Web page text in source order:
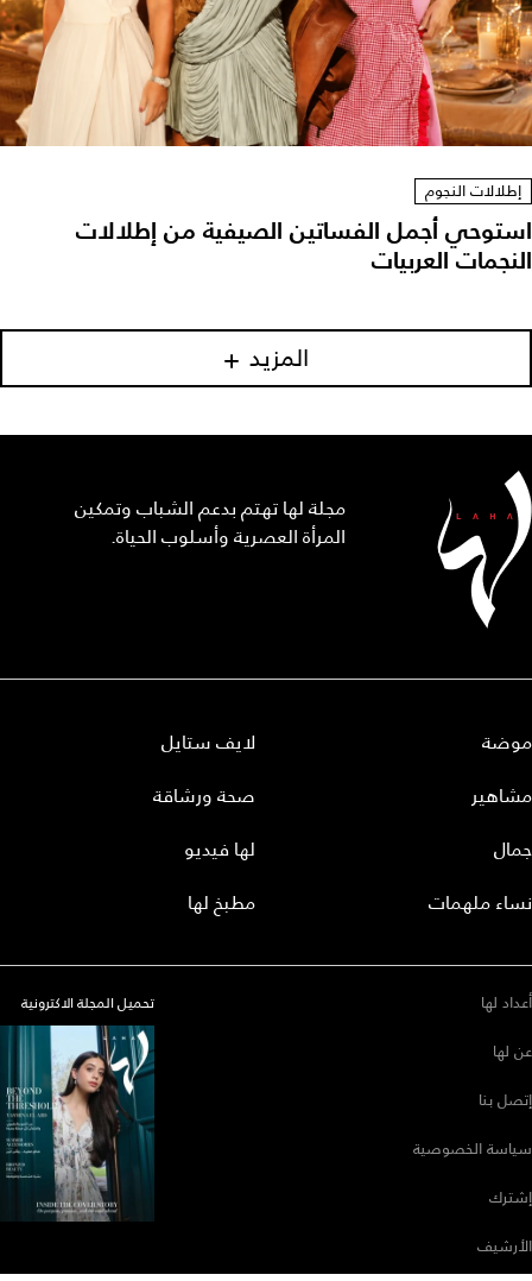
إطلالات النجوم
استوحي أجمل الفساتين الصيفية من إطلالات
النجمات العربيات
المزيد
مجلة لها تهتم بدعم الشباب وتمكين
المرأة العصرية وأسلوب الحياة.
موضة
مشاهير
جمال
نساء ملهمات
لايف ستايل
صحة ورشاقة
لها فيديو
مطبخ لها
أعداد لها
عن لها
إتصل بنا
سياسة الخصوصية
إشترك
الأرشيف
تحميل المجلة الاكترونية